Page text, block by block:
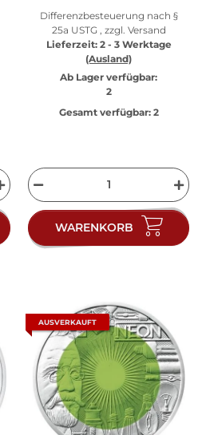
Differenzbesteuerung nach §
25a USTG , zzgl. Versand
Lieferzeit: 2 - 3 Werktage
(Ausland)
Ab Lager verfügbar:
2
Gesamt verfügbar:2
WARENKORB
AUSVERKAUFT